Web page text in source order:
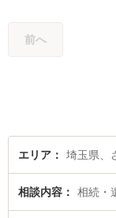
前へ
エリア 埼玉県、
相談内容 相続・